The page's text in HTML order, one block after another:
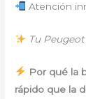
Atención
Tu
Por qué la
rápido que la